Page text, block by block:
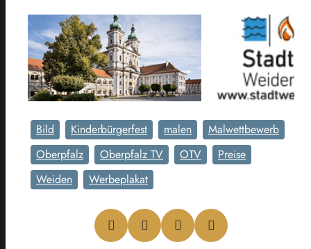
Bild Kinderbürgerfest malen
Malwettbewerb
Oberpfalz
Oberpfalz TV OTV
Preise
Weiden
Werbeplakat